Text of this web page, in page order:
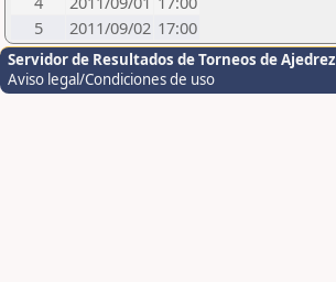
5
2011/09/02 17:00
Servidor de Resultados de Torneos de Ajedrez
Aviso legal/Condiciones de uso